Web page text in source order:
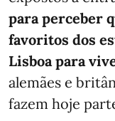
para perceber
favoritos dos
Lisboa para
alemães e
fazem hoje